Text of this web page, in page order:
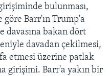
bulunması,
göre Barr'ın Trump'a
davasına bakan dört
davadan çekilmesi,
etmesi üzerine patlak
girişimi. Barr'a yakın bir